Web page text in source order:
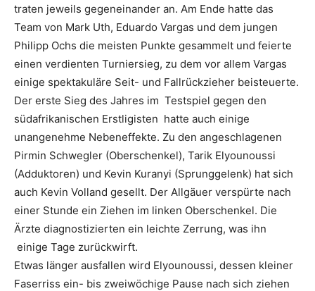
traten jeweils gegeneinander an. Am Ende hatte das
Team von Mark Uth, Eduardo Vargas und dem jungen
Philipp Ochs die meisten Punkte gesammelt und feierte
einen verdienten Turniersieg, zu dem vor allem Vargas
einige spektakuläre Seit- und Fallrückzieher beisteuerte.
Der erste Sieg des Jahres im Testspiel gegen den
südafrikanischen Erstligisten hatte auch einige
unangenehme Nebeneffekte. Zu den angeschlagenen
Pirmin Schwegler (Oberschenkel), Tarik Elyounoussi
(Adduktoren) und Kevin Kuranyi (Sprunggelenk) hat sich
auch Kevin Volland gesellt. Der Allgäuer verspürte nach
einer Stunde ein Ziehen im linken Oberschenkel. Die
Ärzte diagnostizierten ein leichte Zerrung, was ihn
einige Tage zurückwirft.
Etwas länger ausfallen wird Elyounoussi, dessen kleiner
Faserriss ein- bis zweiwöchige Pause nach sich ziehen